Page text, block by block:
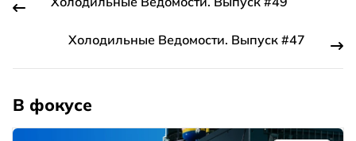
Холодильные Ведомости. Выпуск #47
В фокусе